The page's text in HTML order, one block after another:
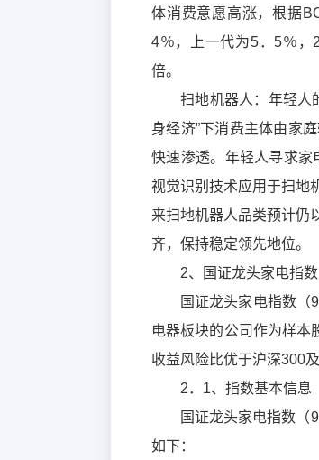
体消费意愿高涨，根据
4％，上一代为5．5％，
倍。
扫地机器人：年轻人
身经济”下消费主体由家
快速渗透。年轻人寻求家
视觉识别技术应用于扫地
来扫地机器人品类预计仍
齐，保持稳定领先地位。
2、国证龙头家电指
国证龙头家电指数（
电器板块的公司作为样本
收益风险比优于沪深300
2．1、指数基本信息
国证龙头家电指数（
如下：